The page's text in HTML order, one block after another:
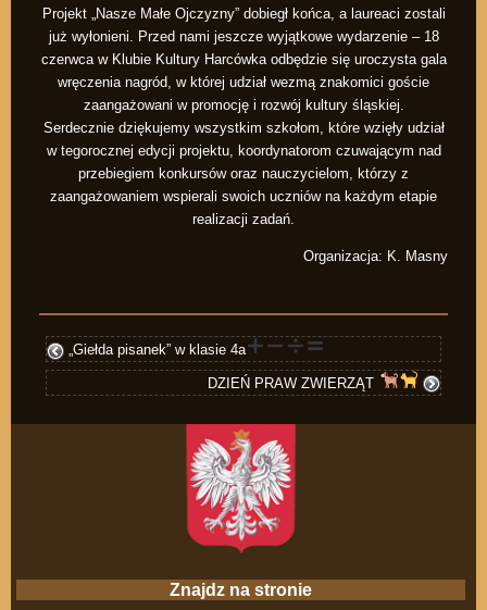
Projekt „Nasze Małe Ojczyzny” dobiegł końca, a laureaci zostali
już wyłonieni. Przed nami jeszcze wyjątkowe wydarzenie – 18
czerwca w Klubie Kultury Harcówka odbędzie się uroczysta gala
wręczenia nagród, w której udział wezmą znakomici goście
zaangażowani w promocję i rozwój kultury śląskiej.
Serdecznie dziękujemy wszystkim szkołom, które wzięły udział
w tegorocznej edycji projektu, koordynatorom czuwającym nad
przebiegiem konkursów oraz nauczycielom, którzy z
zaangażowaniem wspierali swoich uczniów na każdym etapie
realizacji zadań.
Organizacja: K. Masny
„Giełda pisanek” w klasie 4a
DZIEŃ PRAW ZWIERZĄT
Znajdz na stronie